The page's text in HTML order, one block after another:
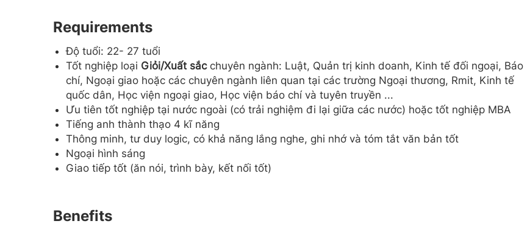
Requirements
Độ tuổi: 22- 27 tuổi
Tốt nghiệp loại Giỏi/Xuất sắcchuyên ngành: Luật, Quản trị kinh doanh, Kinh tế đối ngoại, Báo
chí, Ngoại giao hoặc các chuyên ngành liên quan tại các trường Ngoại thương, Rmit, Kinh tế
quốc dân, Học viện ngoại giao, Học viện báo chí và tuyên truyền ...
Ưu tiên tốt nghiệp tại nước ngoài (có trải nghiệm đi lại giữa các nước) hoặc tốt nghiệp MBA
Tiếng anh thành thạo 4 kĩ năng
Thông minh, tư duy logic, có khả năng lắng nghe, ghi nhớ và tóm tắt văn bản tốt
Ngoại hình sáng
Giao tiếp tốt (ăn nói, trình bày, kết nối tốt)
Benefits